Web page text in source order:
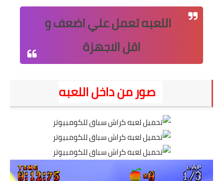
اللعبه تعمل علي اضعف و
اقل الاجهزة
صور من داخل اللعبه